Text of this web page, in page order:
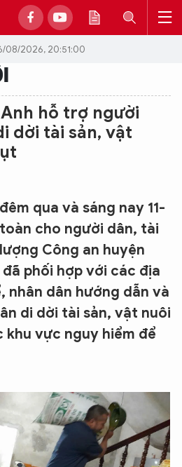
08/2026, 20:51:00
hỗ trợ người
dời tài sản, vật
qua và sáng nay 11-
cho người dân, tài
Công an huyện
phối hợp với các địa
nhân dân hướng dẫn và
di dời tài sản, vật nuôi
khu vực nguy hiểm để